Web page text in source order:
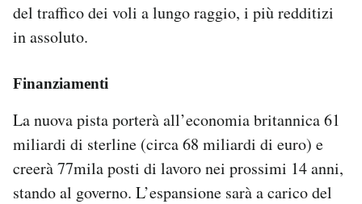
del traffico dei voli a lungo raggio, i più redditizi
in assoluto.
Finanziamenti
La nuova pista porterà all’economia britannica 61
miliardi di sterline (circa 68 miliardi di euro) e
creerà 77mila posti di lavoro nei prossimi 14 anni,
stando al governo. L’espansione sarà a carico del